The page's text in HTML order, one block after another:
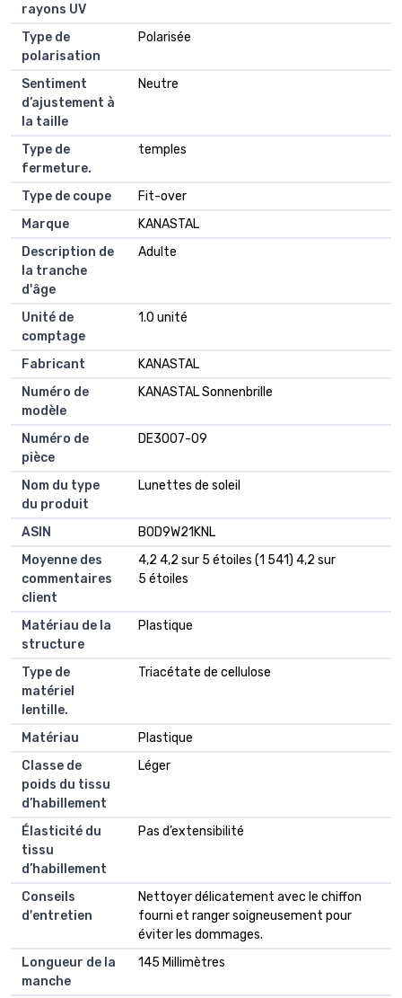
rayons UV
Type de
polarisation
Polarisée
Sentiment
d’ajustement à
la taille
Neutre
Type de
fermeture.
temples
Type de coupe
Fit-over
Marque
KANASTAL
Description de
la tranche
d'âge
Adulte
Unité de
comptage
1.0 unité
Fabricant
KANASTAL
Numéro de
modèle
KANASTAL Sonnenbrille
Numéro de
pièce
DE3007-09
Nom du type
du produit
Lunettes de soleil
ASIN
B0D9W21KNL
Moyenne des
commentaires
client
4,2 4,2 sur 5 étoiles (1 541) 4,2 sur
5 étoiles
Matériau de la
structure
Plastique
Type de
matériel
lentille.
Triacétate de cellulose
Matériau
Plastique
Classe de
poids du tissu
d’habillement
Léger
Élasticité du
tissu
d’habillement
Pas d’extensibilité
Conseils
d'entretien
Nettoyer délicatement avec le chiffon
fourni et ranger soigneusement pour
éviter les dommages.
Longueur de la
manche
145 Millimètres